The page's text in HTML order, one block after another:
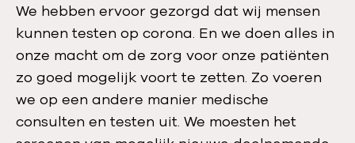
We hebben ervoor gezorgd dat wij mensen
kunnen testen op corona. En we doen alles in
onze macht om de zorg voor onze patiënten
zo goed mogelijk voort te zetten. Zo voeren
we op een andere manier medische
consulten en testen uit. We moesten het